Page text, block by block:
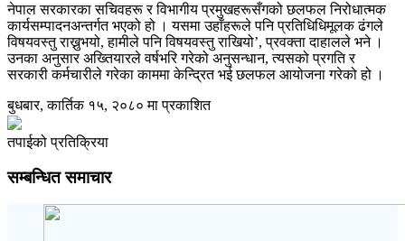
नेपाल सरकारका सचिवहरू र विभागीय प्रमुखहरूसँगको छलफल निरोधात्मक
कार्यसम्पादनअन्तर्गत भएको हो । यसमा उहाँहरूले पनि प्रतिधिधिमूलक ढंगले
विषयवस्तु राख्नुभयो, हामीले पनि विषयवस्तु राखियो’, प्रवक्ता दाहालले भने ।
उनका अनुसार अख्तियारले वर्षभरि गरेको अनुसन्धान, त्यसको प्रगति र
सरकारी कर्मचारीले गरेका काममा केन्द्रित भई छलफल आयोजना गरेको हो ।
बुधबार, कार्तिक १५, २०८० मा प्रकाशित
तपाईको प्रतिक्रिया
सम्बन्धित समाचार